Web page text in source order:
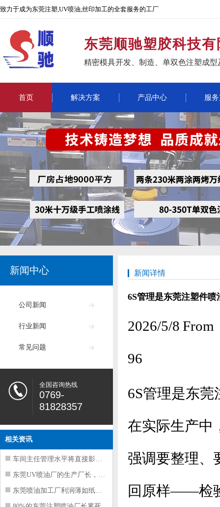
致力于成为东莞注塑,UV喷油,丝印加工的全套服务的工厂
东莞顺驰塑胶科技
精密模具开发、制造、单双色注塑成
首页 解决方案 产品中心 服
新闻中心
公司新闻
行业新闻
常见问题
全国咨询热线
0769-
81828357
相关资讯
车间主任管理水平将直接影响东莞注塑件
东莞UV喷油厂的生产厂长，到底在给工
东莞喷油加工厂利润薄如纸？这四项基本
新闻详情
6S管理是东莞注塑件
2026/5/8
96
6S管理是东
在实际生产中
强调要整理、
回原样——检